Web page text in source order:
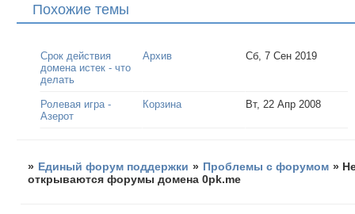
Похожие темы
Срок действия
домена истек - что
делать
Архив Сб, 7 Сен 2019
Ролевая игра -
Азерот
Корзина Вт, 22 Апр 2008
» Единый форум поддержки » Проблемы с форумом »
открываются форумы домена 0pk.me